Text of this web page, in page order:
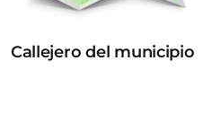
Callejero del municipio